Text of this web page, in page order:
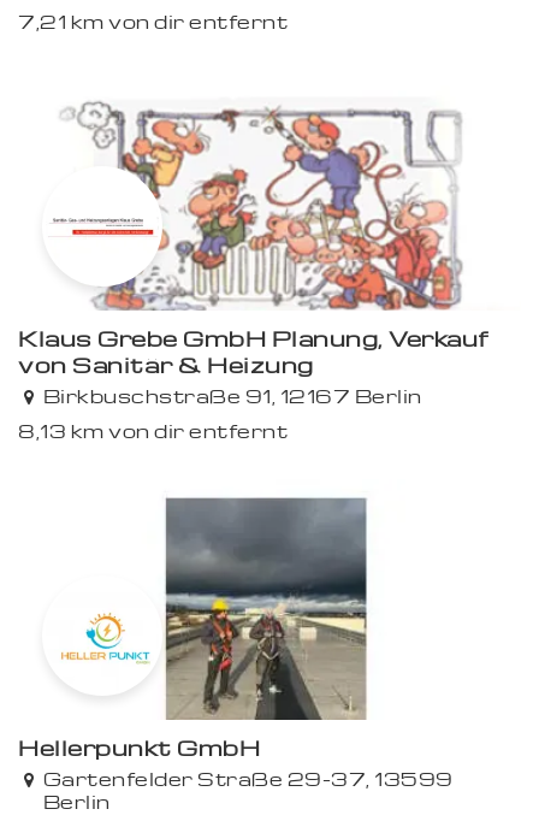
7,21 km von dir entfernt
Klaus Grebe GmbH Planung, Verkauf
von Sanitär & Heizung
Birkbuschstraße 91, 12167 Berlin
8,13 km von dir entfernt
Hellerpunkt GmbH
Gartenfelder Straße 29-37, 13599
Berlin